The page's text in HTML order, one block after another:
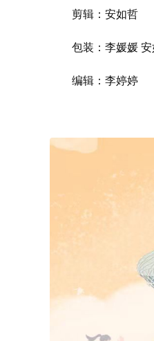
剪辑：安如哲
包装：李媛媛
编辑：李婷婷